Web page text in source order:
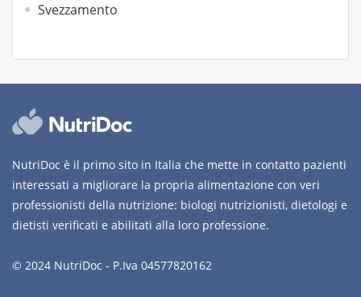
Svezzamento
NutriDoc è il primo sito in Italia che mette in contatto pazienti
interessati a migliorare la propria alimentazione con veri
professionisti della nutrizione: biologi nutrizionisti, dietologi e
dietisti verificati e abilitati alla loro professione.
© 2024 NutriDoc - P.Iva 04577820162